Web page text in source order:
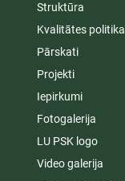
Struktūra
Kvalitātes politika
Pārskati
Projekti
Iepirkumi
Fotogalerija
LU PSK logo
Video galerija